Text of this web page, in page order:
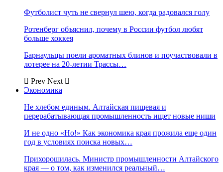
Футболист чуть не свернул шею, когда радовался голу
Ротенберг объяснил, почему в России футбол любят
больше хоккея
Барнаульцы поели ароматных блинов и поучаствовали в
лотерее на 20-летии Трассы…
Prev Next
Экономика
Не хлебом единым. Алтайская пищевая и
перерабатывающая промышленность ищет новые ниши
И не одно «Но!» Как экономика края прожила еще один
год в условиях поиска новых…
Прихорошилась. Министр промышленности Алтайского
края — о том, как изменился реальный…